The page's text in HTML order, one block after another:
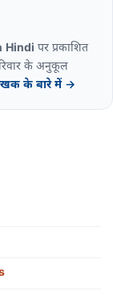
Hindi पर प्रकाशित
के अनुकूल
के बारे में →